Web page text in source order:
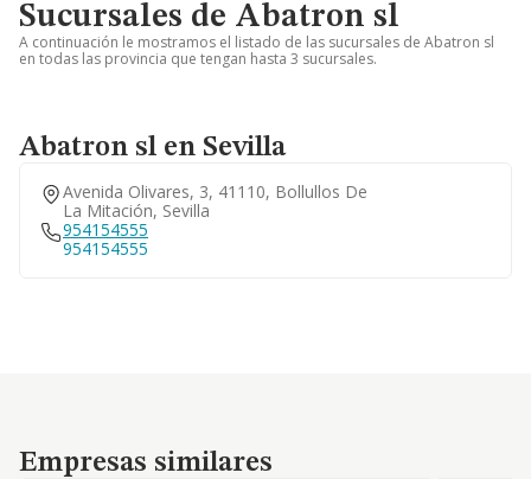
Sucursales de Abatron sl
A continuación le mostramos el listado de las sucursales de Abatron sl
en todas las provincia que tengan hasta 3 sucursales.
Abatron sl en Sevilla
Avenida Olivares, 3, 41110, Bollullos De
La Mitación, Sevilla
954154555
954154555
Empresas similares
Empresas similares